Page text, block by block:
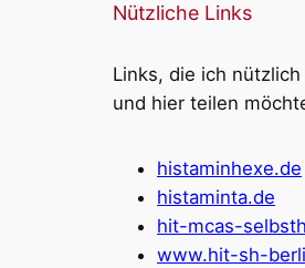
Nützliche Links
Links, die ich
und hier teilen
histaminhexe.de
histaminta.de
hit-mcas-
www.hit-sh-